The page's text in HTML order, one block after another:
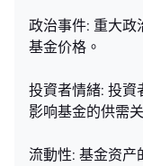
政治事件: 重大政
基金价格。
投資者情緒: 投資
影响基金的供需
流動性: 基金资产